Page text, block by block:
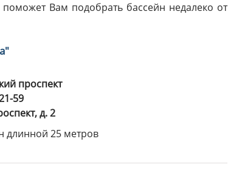
Вам подобрать бассейн недалеко от
проспект
59
д. 2
длинной 25 метров